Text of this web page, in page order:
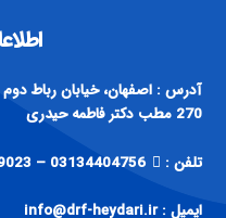
آدرس : اصفهان، خیابان رباط
270 مطب دکتر فاطمه حیدری
تلفن : 03134404756 – 09138299023
ایمیل : info@drf-heydari.ir